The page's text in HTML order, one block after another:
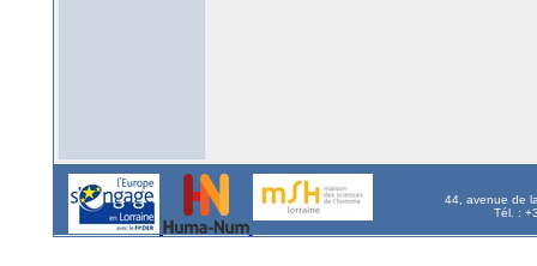
44, avenue de
Tél. :